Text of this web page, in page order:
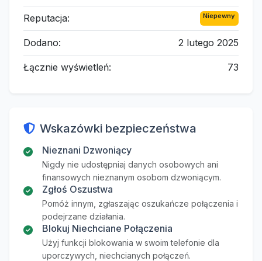
Reputacja: Niepewny
Dodano: 2 lutego 2025
Łącznie wyświetleń: 73
Wskazówki bezpieczeństwa
Nieznani Dzwoniący
Nigdy nie udostępniaj danych osobowych ani
finansowych nieznanym osobom dzwoniącym.
Zgłoś Oszustwa
Pomóż innym, zgłaszając oszukańcze połączenia i
podejrzane działania.
Blokuj Niechciane Połączenia
Użyj funkcji blokowania w swoim telefonie dla
uporczywych, niechcianych połączeń.